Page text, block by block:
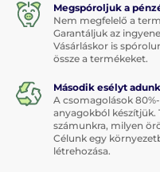
Megspóroljuk a
Nem megfelelő a
Garantáljuk az
Vásárláskor is
össze a termékeket.
Második esélyt
A csomagolások
anyagokból készítjük.
számunkra, milyen
Célunk egy
létrehozása.